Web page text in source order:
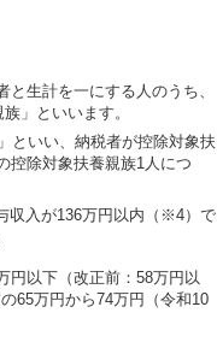
生計を一にする人のうち、
」といいます。
といい、納税者が控除対象扶
控除対象扶養親族1人につ
収入が136万円以内（※4）で
円以下（改正前：58万円以
65万円から74万円（令和10